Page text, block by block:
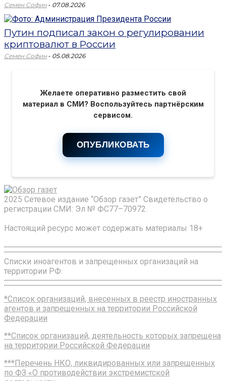
Семен Софин - 07.08.2026
Путин подписал закон о регулировании
криптовалют в России
Семен Софин - 05.08.2026
Желаете оперативно разместить свой
материал в СМИ? Воспользуйтесь партнёрским
сервисом.
ОПУБЛИКОВАТЬ
2025 Сетевое издание “Обзор газет” Свидетельство о
регистрации СМИ: Эл № ФС77–70972.
Настоящий ресурс может содержать материалы 18+
Списки иноагентов и запрещенных организаций на
территории РФ:
*Список организаций, внесенных в реестр иностранных
агентов и запрещенных на территории Российской
Федерации
**Список организаций, деятельность которых запрещена
на территории Российской Федерации
***Перечень НКО, ликвидированных или запрещенных
по ФЗ «О противодействии экстремистской